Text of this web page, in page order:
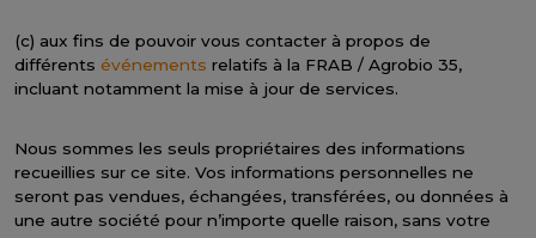
(c) aux fins de pouvoir vous contacter à propos de
différents événements relatifs à la FRAB / Agrobio 35,
incluant notamment la mise à jour de services.
Nous sommes les seuls propriétaires des informations
recueillies sur ce site. Vos informations personnelles ne
seront pas vendues, échangées, transférées, ou données à
une autre société pour n’importe quelle raison, sans votre